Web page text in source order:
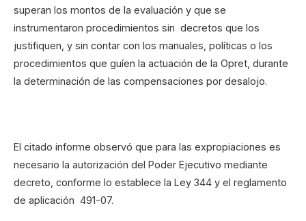
superan los montos de la evaluación y que se
instrumentaron procedimientos sin decretos que los
justifiquen, y sin contar con los manuales, políticas o los
procedimientos que guíen la actuación de la Opret, durante
la determinación de las compensaciones por desalojo.
El citado informe observó que para las expropiaciones es
necesario la autorización del Poder Ejecutivo mediante
decreto, conforme lo establece la Ley 344 y el reglamento
de aplicación 491-07.